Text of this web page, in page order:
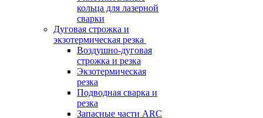
кольца для лазерной
сварки
Дуговая строжка и
экзотермическая резка
Воздушно-дуговая
строжка и резка
Экзотермическая
резка
Подводная сварка и
резка
Запасные части ARC